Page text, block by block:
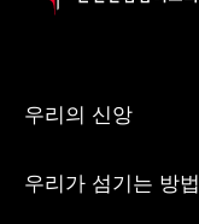
우리의 신앙
우리가 섬기는 방법